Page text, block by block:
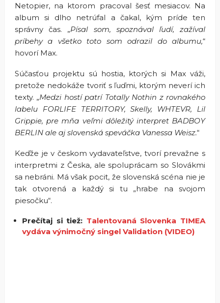
Netopier, na ktorom pracoval šesť mesiacov. Na
album si dlho netrúfal a čakal, kým príde ten
správny čas. „Písal som, spoznával ľudí, zažíval
príbehy a všetko toto som odrazil do albumu,“
hovorí Max.
Súčasťou projektu sú hostia, ktorých si Max váži,
pretože nedokáže tvoriť s ľuďmi, ktorým neverí ich
texty. „Medzi hostí patrí Totally Nothin z rovnakého
labelu FORLIFE TERRITORY, Skelly, WHTEVR, Lil
Grippie, pre mňa veľmi dôležitý interpret BADBOY
BERLIN ale aj slovenská speváčka Vanessa Weisz.“
Keďže je v českom vydavateľstve, tvorí prevažne s
interpretmi z Česka, ale spoluprácam so Slovákmi
sa nebráni. Má však pocit, že slovenská scéna nie je
tak otvorená a každý si tu „hrabe na svojom
piesočku“.
Prečítaj si tiež: Talentovaná Slovenka TIMEA
vydáva výnimočný singel Validation (VIDEO)